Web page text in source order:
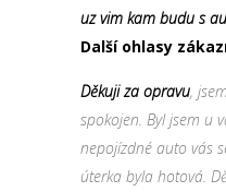
uz vim kam budu s
Další ohlasy
Děkuji za opravu,
spokojen. Byl jsem u
nepojízdné auto vás
úterka byla hotová.